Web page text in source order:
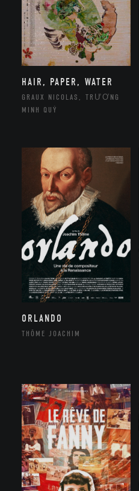
HAIR, PAPER, WATER
GRAUX NICOLAS, TRƯƠNG
MINH QUÝ
ORLANDO
THÔME JOACHIM